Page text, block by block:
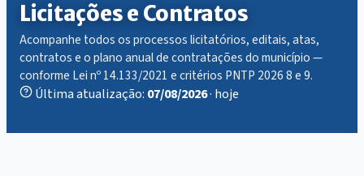
Licitações e Contratos
Acompanhe todos os processos licitatórios, editais, atas,
contratos e o plano anual de contratações do município —
conforme Lei nº 14.133/2021 e critérios PNTP 2026 8 e 9.
Última atualização: 07/08/2026· hoje